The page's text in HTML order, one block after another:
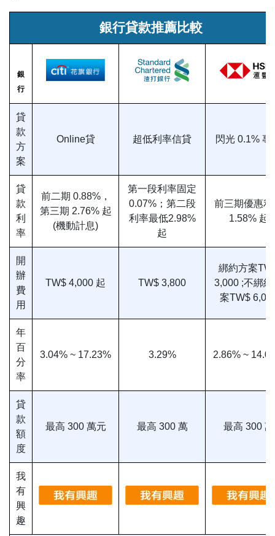
銀行貸款推薦比較
銀
行
貸
款
方
案
Online貸 超低利率信貸 閃光 0.1% 專
貸
款
利
率
前二期 0.88%，
第三期 2.76% 起
(機動計息)
第一段利率固定
0.07%；第二段
利率最低2.98%
起
前三期優惠利
1.58% 起
開
辦
費
用
TW$ 4,000 起 TW$ 3,800
綁約方案
3,000 ;不綁約
案TW$
年
百
分
率
3.04% ~ 17.23% 3.29% 2.86% ~
貸
款
額
度
最高 300 萬元 最高 300 萬 最高 300 萬
我
有
興
趣